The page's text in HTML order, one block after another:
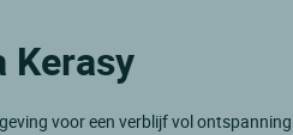
Kerasy
voor een verblijf vol